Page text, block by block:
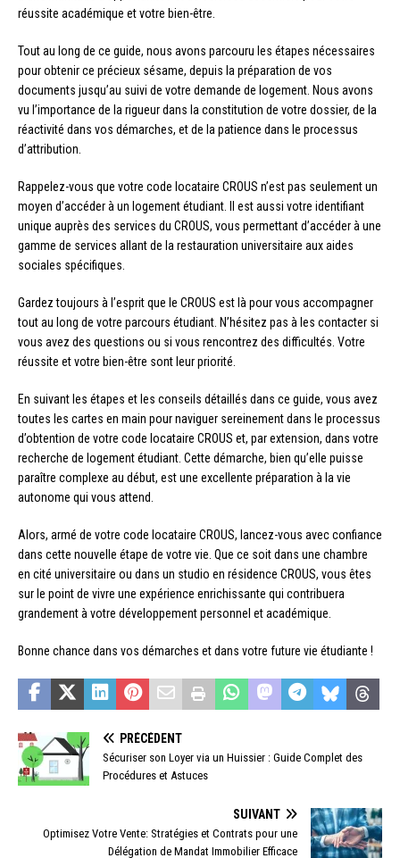
réussite académique et votre bien-être.
Tout au long de ce guide, nous avons parcouru les étapes nécessaires
pour obtenir ce précieux sésame, depuis la préparation de vos
documents jusqu’au suivi de votre demande de logement. Nous avons
vu l’importance de la rigueur dans la constitution de votre dossier, de la
réactivité dans vos démarches, et de la patience dans le processus
d’attribution.
Rappelez-vous que votre code locataire CROUS n’est pas seulement un
moyen d’accéder à un logement étudiant. Il est aussi votre identifiant
unique auprès des services du CROUS, vous permettant d’accéder à une
gamme de services allant de la restauration universitaire aux aides
sociales spécifiques.
Gardez toujours à l’esprit que le CROUS est là pour vous accompagner
tout au long de votre parcours étudiant. N’hésitez pas à les contacter si
vous avez des questions ou si vous rencontrez des difficultés. Votre
réussite et votre bien-être sont leur priorité.
En suivant les étapes et les conseils détaillés dans ce guide, vous avez
toutes les cartes en main pour naviguer sereinement dans le processus
d’obtention de votre code locataire CROUS et, par extension, dans votre
recherche de logement étudiant. Cette démarche, bien qu’elle puisse
paraître complexe au début, est une excellente préparation à la vie
autonome qui vous attend.
Alors, armé de votre code locataire CROUS, lancez-vous avec confiance
dans cette nouvelle étape de votre vie. Que ce soit dans une chambre
en cité universitaire ou dans un studio en résidence CROUS, vous êtes
sur le point de vivre une expérience enrichissante qui contribuera
grandement à votre développement personnel et académique.
Bonne chance dans vos démarches et dans votre future vie étudiante !
PRÉCÉDENT
Sécuriser son Loyer via un Huissier : Guide Complet des
Procédures et Astuces
SUIVANT
Optimisez Votre Vente: Stratégies et Contrats pour une
Délégation de Mandat Immobilier Efficace